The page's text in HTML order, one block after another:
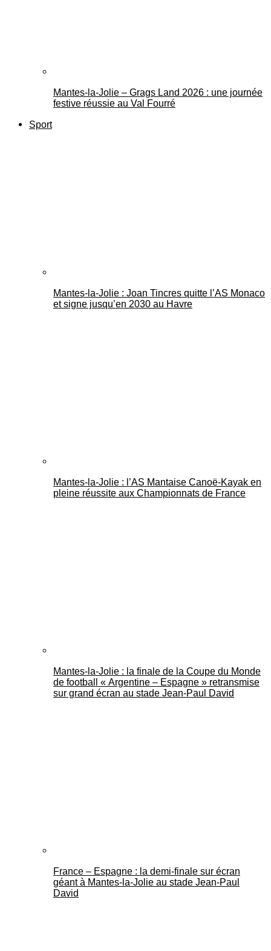
Mantes-la-Jolie – Grags Land 2026 : une journée
festive réussie au Val Fourré
Sport
Mantes-la-Jolie : Joan Tincres quitte l’AS Monaco
et signe jusqu’en 2030 au Havre
Mantes-la-Jolie : l’AS Mantaise Canoë‑Kayak en
pleine réussite aux Championnats de France
Mantes-la-Jolie : la finale de la Coupe du Monde
de football « Argentine – Espagne » retransmise
sur grand écran au stade Jean-Paul David
France – Espagne : la demi-finale sur écran
géant à Mantes-la-Jolie au stade Jean-Paul
David